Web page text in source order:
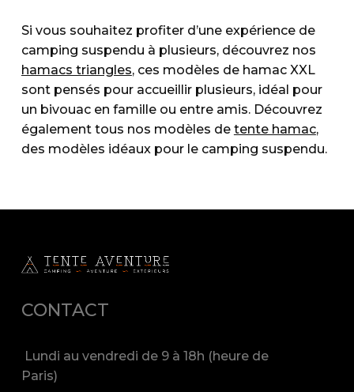
Si vous souhaitez profiter d’une expérience de
camping suspendu à plusieurs, découvrez nos
hamacs triangles, ces modèles de hamac XXL
sont pensés pour accueillir plusieurs, idéal pour
un bivouac en famille ou entre amis. Découvrez
également tous nos modèles de tente hamac,
des modèles idéaux pour le camping suspendu.
CONTACT
Lundi au vendredi de 9 à 18h (heure de
Paris)